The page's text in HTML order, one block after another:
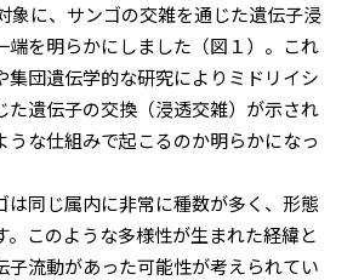
象に、サンゴの交雑を通じた遺伝子浸
端を明らかにしました（図１）。これ
集団遺伝学的な研究によりミドリイシ
た遺伝子の交換（浸透交雑）が示され
うな仕組みで起こるのか明らかになっ
同じ属内に非常に種数が多く、形態
。このような多様性が生まれた経緯と
子流動があった可能性が考えられてい